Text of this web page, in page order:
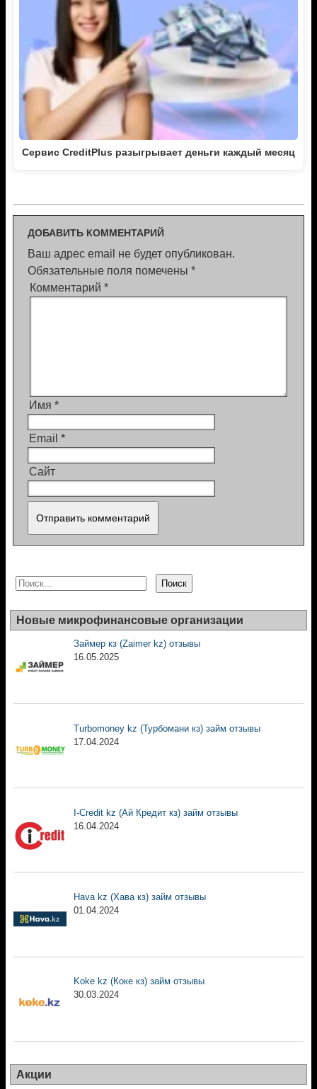
Сервис CreditPlus разыгрывает деньги каждый месяц
ДОБАВИТЬ КОММЕНТАРИЙ
Ваш адрес email не будет опубликован.
Обязательные поля помечены *
Комментарий *
Имя *
Email *
Сайт
Поиск Поиск
Новые микрофинансовые организации
Займер кз (Zaimer kz) отзывы
16.05.2025
Turbomoney kz (Турбомани кз) займ отзывы
17.04.2024
I-Credit kz (Ай Кредит кз) займ отзывы
16.04.2024
Hava kz (Хава кз) займ отзывы
01.04.2024
Koke kz (Коке кз) займ отзывы
30.03.2024
Акции